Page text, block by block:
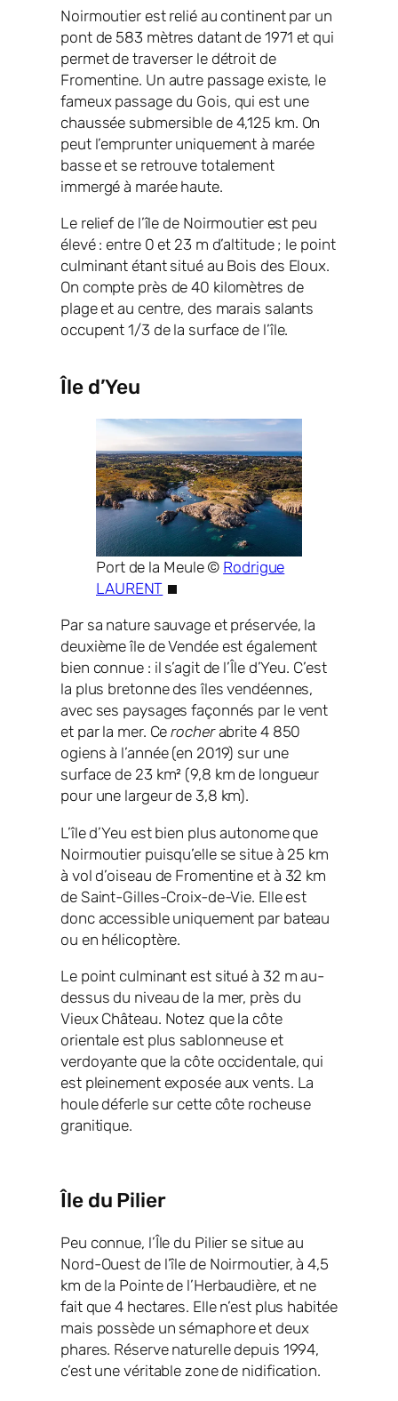
Noirmoutier est relié au continent par un
pont de 583 mètres datant de 1971 et qui
permet de traverser le détroit de
Fromentine. Un autre passage existe, le
fameux passage du Gois, qui est une
chaussée submersible de 4,125 km. On
peut l’emprunter uniquement à marée
basse et se retrouve totalement
immergé à marée haute.
Le relief de l’île de Noirmoutier est peu
élevé : entre 0 et 23 m d’altitude ; le point
culminant étant situé au Bois des Eloux.
On compte près de 40 kilomètres de
plage et au centre, des marais salants
occupent 1/3 de la surface de l’île.
Île d’Yeu
Port de la Meule © Rodrigue
LAURENT
Par sa nature sauvage et préservée, la
deuxième île de Vendée est également
bien connue : il s’agit de l’Île d’Yeu. C’est
la plus bretonne des îles vendéennes,
avec ses paysages façonnés par le vent
et par la mer. Cerocherabrite 4 850
ogiens à l’année (en 2019) sur une
surface de 23 km² (9,8 km de longueur
pour une largeur de 3,8 km).
L’île d’Yeu est bien plus autonome que
Noirmoutier puisqu’elle se situe à 25 km
à vol d’oiseau de Fromentine et à 32 km
de Saint-Gilles-Croix-de-Vie. Elle est
donc accessible uniquement par bateau
ou en hélicoptère.
Le point culminant est situé à 32 m au-
dessus du niveau de la mer, près du
Vieux Château. Notez que la côte
orientale est plus sablonneuse et
verdoyante que la côte occidentale, qui
est pleinement exposée aux vents. La
houle déferle sur cette côte rocheuse
granitique.
Île du Pilier
Peu connue, l’Île du Pilier se situe au
Nord-Ouest de l’île de Noirmoutier, à 4,5
km de la Pointe de l’Herbaudière, et ne
fait que 4 hectares. Elle n’est plus habitée
mais possède un sémaphore et deux
phares. Réserve naturelle depuis 1994,
c’est une véritable zone de nidification.